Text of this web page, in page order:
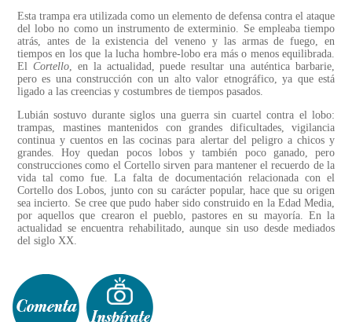
Esta trampa era utilizada como un elemento de defensa contra el ataque
del lobo no como un instrumento de exterminio. Se empleaba tiempo
atrás, antes de la existencia del veneno y las armas de fuego, en
tiempos en los que la lucha hombre-lobo era más o menos equilibrada.
El Cortello, en la actualidad, puede resultar una auténtica barbarie,
pero es una construcción con un alto valor etnográfico, ya que está
ligado a las creencias y costumbres de tiempos pasados.
Lubián sostuvo durante siglos una guerra sin cuartel contra el lobo:
trampas, mastines mantenidos con grandes dificultades, vigilancia
continua y cuentos en las cocinas para alertar del peligro a chicos y
grandes. Hoy quedan pocos lobos y también poco ganado, pero
construcciones como el Cortello sirven para mantener el recuerdo de la
vida tal como fue. La falta de documentación relacionada con el
Cortello dos Lobos, junto con su carácter popular, hace que su origen
sea incierto. Se cree que pudo haber sido construido en la Edad Media,
por aquellos que crearon el pueblo, pastores en su mayoría. En la
actualidad se encuentra rehabilitado, aunque sin uso desde mediados
del siglo XX.